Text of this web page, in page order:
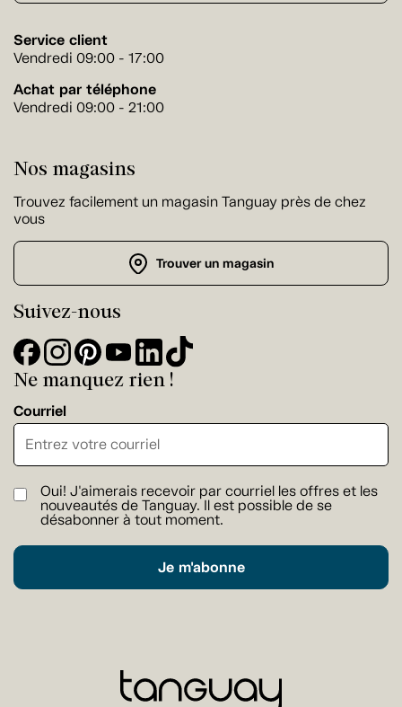
Service client
Vendredi 09:00 - 17:00
Achat par téléphone
Vendredi 09:00 - 21:00
Nos magasins
Trouvez facilement un magasin Tanguay près de chez
vous
Trouver un magasin
Suivez-nous
Ne manquez rien !
Courriel
Oui! J'aimerais recevoir par courriel les offres et les
nouveautés de Tanguay. Il est possible de se
désabonner à tout moment.
Je m'abonne